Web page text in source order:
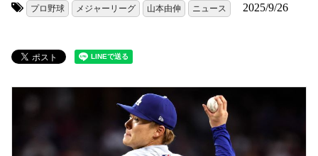
プロ野球 メジャーリーグ 山本由伸 ニュース 2025/9/26